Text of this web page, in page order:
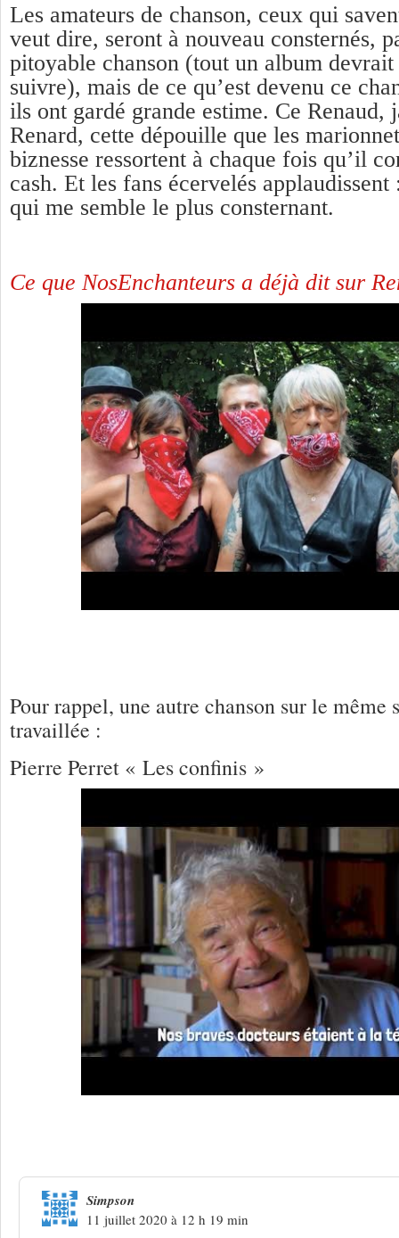
Les amateurs de chanson, ceux qui
veut dire, seront à nouveau consternés,
pitoyable chanson (tout un album
suivre), mais de ce qu’est devenu ce
ils ont gardé grande estime. Ce Renaud,
Renard, cette dépouille que les
biznesse ressortent à chaque fois qu’il
cash. Et les fans écervelés applaudissent
qui me semble le plus consternant.
Ce que NosEnchanteurs a déjà dit sur
Pour rappel, une autre chanson sur le même
travaillée :
Pierre Perret « Les confinis »
Simpson
11 juillet 2020 à 12 h 19 min